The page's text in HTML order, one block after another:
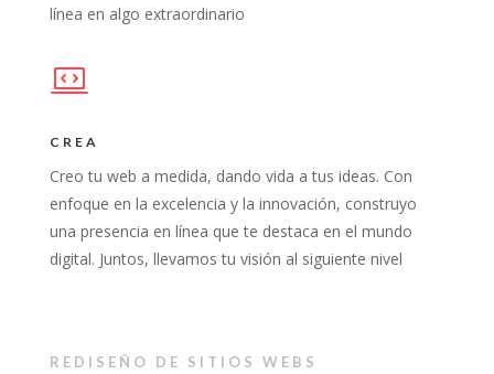
línea en algo extraordinario
CREA
Creo tu web a medida, dando vida a tus ideas. Con
enfoque en la excelencia y la innovación, construyo
una presencia en línea que te destaca en el mundo
digital. Juntos, llevamos tu visión al siguiente nivel
REDISEÑO DE SITIOS WEBS